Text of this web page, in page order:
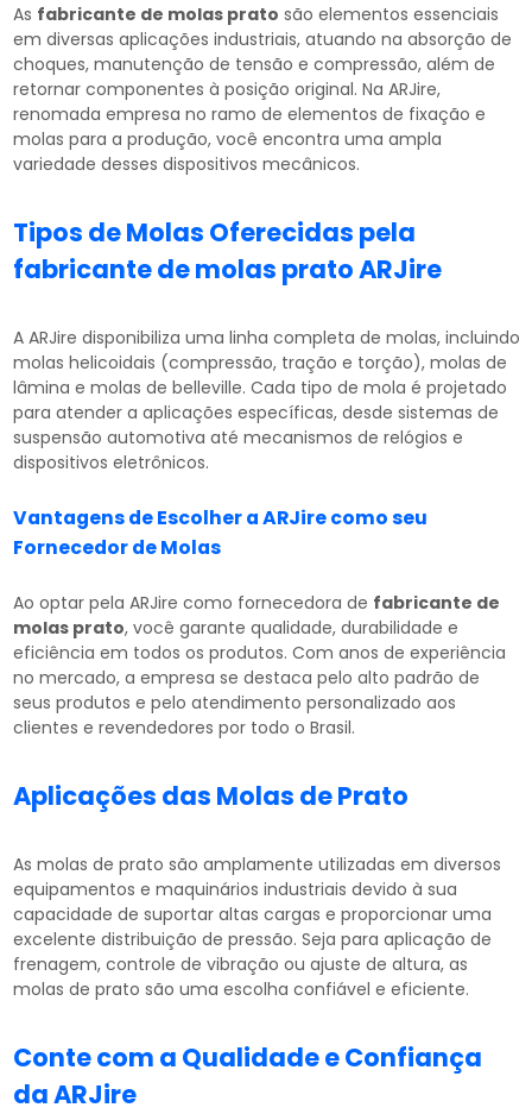
As fabricante de molas prato são elementos essenciais
em diversas aplicações industriais, atuando na absorção de
choques, manutenção de tensão e compressão, além de
retornar componentes à posição original. Na ARJire,
renomada empresa no ramo de elementos de fixação e
molas para a produção, você encontra uma ampla
variedade desses dispositivos mecânicos.
Tipos de Molas Oferecidas pela
fabricante de molas pratoARJire
A ARJire disponibiliza uma linha completa de molas, incluindo
molas helicoidais (compressão, tração e torção), molas de
lâmina e molas de belleville. Cada tipo de mola é projetado
para atender a aplicações específicas, desde sistemas de
suspensão automotiva até mecanismos de relógios e
dispositivos eletrônicos.
Vantagens de Escolher a ARJire como seu
Fornecedor de Molas
Ao optar pela ARJire como fornecedora de fabricante de
molas prato, você garante qualidade, durabilidade e
eficiência em todos os produtos. Com anos de experiência
no mercado, a empresa se destaca pelo alto padrão de
seus produtos e pelo atendimento personalizado aos
clientes e revendedores por todo o Brasil.
Aplicações das Molas de Prato
As molas de prato são amplamente utilizadas em diversos
equipamentos e maquinários industriais devido à sua
capacidade de suportar altas cargas e proporcionar uma
excelente distribuição de pressão. Seja para aplicação de
frenagem, controle de vibração ou ajuste de altura, as
molas de prato são uma escolha confiável e eficiente.
Conte com a Qualidade e Confiança
da ARJire